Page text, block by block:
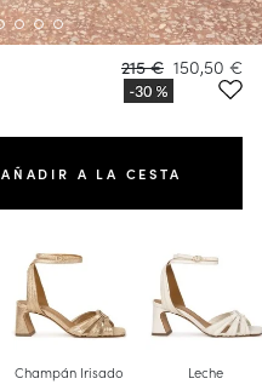
215 € 150,50 €
AÑADIR A LA CESTA
Champán Irisado Leche